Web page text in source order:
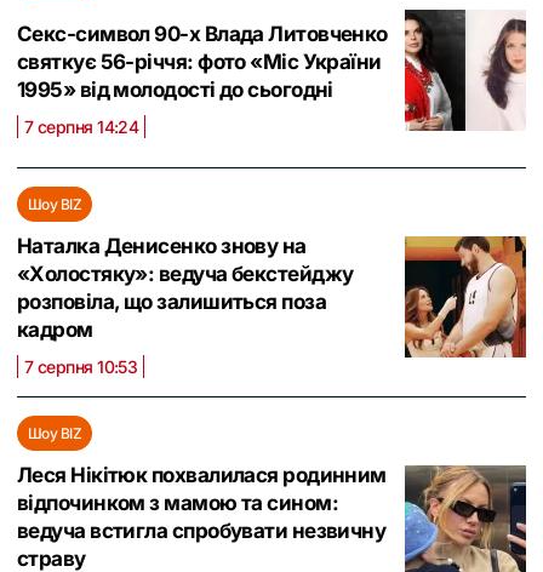
Секс-символ 90-х Влада Литовченко
святкує 56-річчя: фото «Міс України
1995» від молодості до сьогодні
7 серпня 14:24
Шоу BIZ
Наталка Денисенко знову на
«Холостяку»: ведуча бекстейджу
розповіла, що залишиться поза
кадром
7 серпня 10:53
Шоу BIZ
Леся Нікітюк похвалилася родинним
відпочинком з мамою та сином:
ведуча встигла спробувати незвичну
страву